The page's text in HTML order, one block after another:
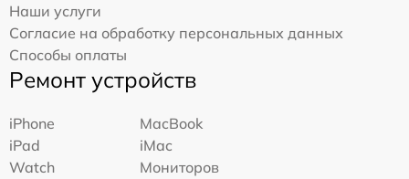
Наши услуги
Согласие на обработку персональных данных
Способы оплаты
Ремонт устройств
iPhone
MacBook
iPad
iMac
Watch
Мониторов